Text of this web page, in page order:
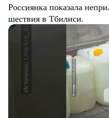
Россиянка показала
шествия в Тбилиси.